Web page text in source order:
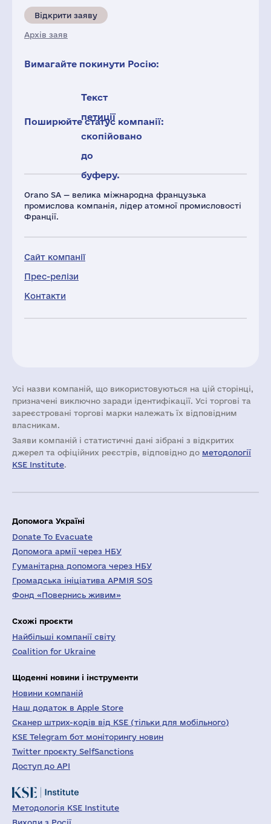
Оrano SA — велика міжнародна французька
промислова компанія, лідер атомної промисловості
Франції.
Сайт компанії
Прес-релізи
Контакти
Відкрити заяву
Архів заяв
Вимагайте покинути Росію:
Текст
петиції
скопійовано
до
буферу.
Поширюйте статус компанії:
Усі назви компаній, що використовуються на цій сторінці,
призначені виключно заради ідентифікації. Усі торгові та
зареєстровані торгові марки належать їх відповідним
власникам.
Заяви компаній i статистичні дані зібрані з відкритих
джерел та офіційних реєстрів, відповідно до методології
KSE Institute.
Допомога Україні
Donate To Evacuate
Допомога армії через НБУ
Гуманітарна допомога через НБУ
Громадська ініціатива АРМІЯ SOS
Фонд «Повернись живим»
Схожі проєкти
Найбільші компанії світу
Coalition for Ukraine
Щоденні новини і інструменти
Новини компаній
Наш додаток в Apple Store
Сканер штрих-кодів від KSE (тільки для мобільного)
KSE Telegram бот моніторингу новин
Twitter проєкту SelfSanctions
Доступ до API
Методологія KSE Institute
Виходи з Росії